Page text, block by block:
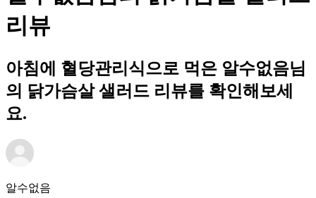
리뷰
아침에 혈당관리식으로 먹은 알수없음님
의 닭가슴살 샐러드 리뷰를 확인해보세
요.
알수없음